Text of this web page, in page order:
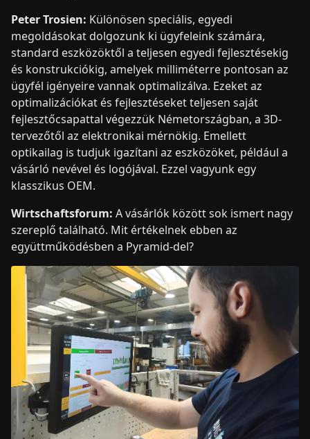
Peter Trosien: Különösen speciális, egyedi
megoldásokat dolgozunk ki ügyfeleink számára,
standard eszközöktől a teljesen egyedi fejlesztésekig
és konstrukciókig, amelyek milliméterre pontosan az
ügyfél igényeire vannak optimalizálva. Ezeket az
optimalizációkat és fejlesztéseket teljesen saját
fejlesztőcsapattal végezzük Németországban, a 3D-
tervezőtől az elektronikai mérnökig. Emellett
optikailag is tudjuk igazítani az eszközöket, például a
vásárló nevével és logójával. Ezzel vagyunk egy
klasszikus OEM.
Wirtschaftsforum: A vásárlók között sok ismert nagy
szereplő található. Mit értékelnek ebben az
együttműködésben a Pyramid-del?